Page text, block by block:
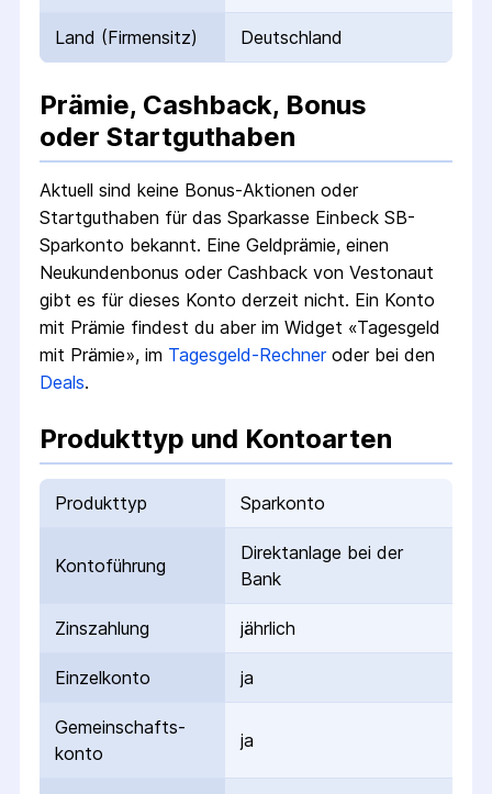
Land (Firmensitz) Deutschland
Prämie, Cashback, Bonus
oder Startguthaben
Aktuell sind keine Bonus-Aktionen oder
Startguthaben für das Sparkasse Einbeck SB-
Sparkonto bekannt. Eine Geldprämie, einen
Neukundenbonus oder Cashback von Vestonaut
gibt es für dieses Konto derzeit nicht. Ein Konto
mit Prämie findest du aber im Widget «Tagesgeld
mit Prämie», im Tagesgeld-Rechneroder bei den
Deals.
Produkttyp und Kontoarten
Produkttyp Sparkonto
Kontoführung
Direktanlage bei der
Bank
Zinszahlung jährlich
Einzelkonto ja
Gemeinschafts­
konto
ja